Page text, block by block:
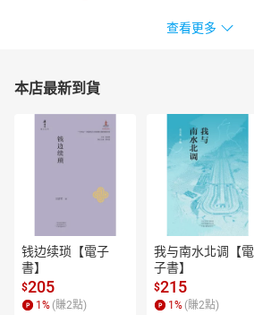
查看更多
本店最新到貨
钱边续琐【電子
書】
$205
1 % (賺2點)
我与南水北调【電
子書】
$215
1 % (賺2點)